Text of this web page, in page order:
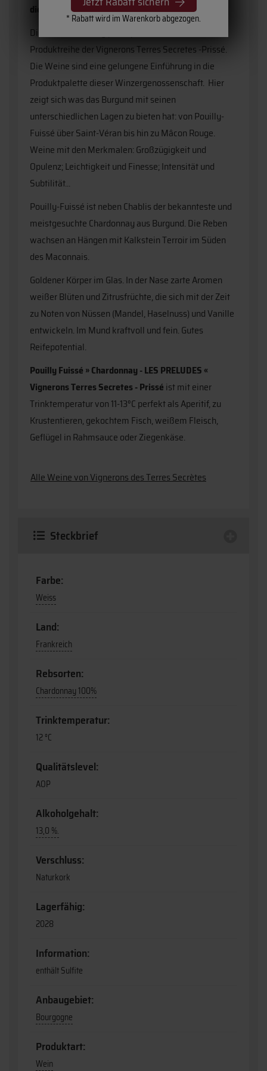
* Rabatt wird im Warenkorb abgezogen.
die als Ouvertüre zu einem Werk dient“.
Diese Beschreibung passt perfekt zur neuen
Produktreihe der Vignerons Terres Secretes -Prissé.
Die Weine sind eine gelungene Einführung in die
Produktpalette dieser Winzergenossenschaft. Hier
zeigt sich was das Burgund mit seinen
unterschiedlichen Lagen zu bieten hat: von Pouilly-
Fuissé über Saint-Véran bis hin zu Mâcon Rouge.
Weine mit den Merkmalen: Großzügigkeit und
Opulenz; Leichtigkeit und Finesse; Intensität und
Subtilität...
Pouilly-Fuissé ist neben Chablis der bekannteste und
meistgesuchte Chardonnay aus Burgund. Die Reben
wachsen an Hängen mit Kalkstein Terroir im Süden
des Maconnais.
Goldener Körper im Glas. In der Nase zarte Aromen
weißer Blüten und Zitrusfrüchte, die sich mit der Zeit
zu Noten von Nüssen (Mandel, Haselnuss) und Vanille
entwickeln. Im Mund kraftvoll und fein. Gutes
Reifepotential.
Pouilly Fuissé » Chardonnay - LES PRELUDES «
Vignerons Terres Secretes - Prissé ist mit einer
Trinktemperatur von 11-13°C perfekt als Aperitif, zu
Krustentieren, gekochtem Fisch, weißem Fleisch,
Geflügel in Rahmsauce oder Ziegenkäse.
Alle Weine von Vignerons des Terres Secrètes
Steckbrief
Farbe:
Weiss
Land:
Frankreich
Rebsorten:
Chardonnay 100%
Trinktemperatur:
12 °C
Qualitätslevel:
AOP
Alkoholgehalt:
13,0 %.
Verschluss:
Naturkork
Lagerfähig:
2028
Information:
enthält Sulfite
Anbaugebiet:
Bourgogne
Produktart:
Wein